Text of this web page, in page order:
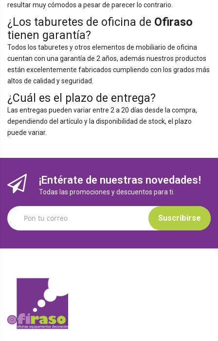
resultar muy cómodos a pesar de parecer lo contrario.
¿Los taburetes de oficina de Ofiraso
tienen garantía?
Todos los taburetes y otros elementos de mobiliario de oficina
cuentan con una garantía de 2 años, además nuestros productos
están excelentemente fabricados cumpliendo con los grados más
altos de calidad y seguridad.
¿Cuál es el plazo de entrega?
Las entregas pueden variar entre 2 a 20 días desde la compra,
dependiendo del artículo y la disponibilidad de stock, el plazo
puede variar.
¡Entérate de nuestras novedades!
Todas las promociones y descuentos para ti.
Suscribirse